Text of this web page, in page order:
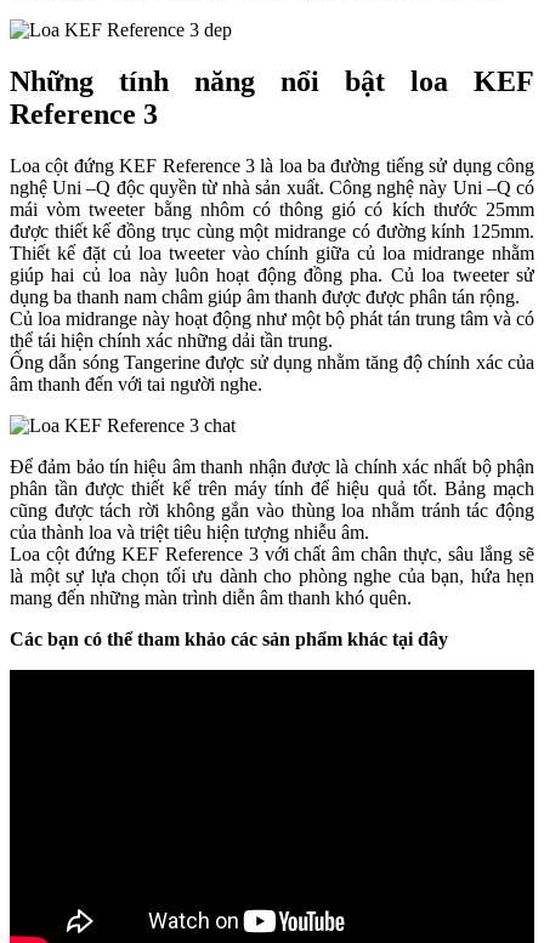
Những tính năng nổi bật loa KEF
Reference 3
Loa cột đứng KEF Reference 3 là loa ba đường tiếng sử dụng công
nghệ Uni –Q độc quyền từ nhà sản xuất. Công nghệ này Uni –Q có
mái vòm tweeter bằng nhôm có thông gió có kích thước 25mm
được thiết kế đồng trục cùng một midrange có đường kính 125mm.
Thiết kế đặt củ loa tweeter vào chính giữa củ loa midrange nhằm
giúp hai củ loa này luôn hoạt động đồng pha. Củ loa tweeter sử
dụng ba thanh nam châm giúp âm thanh được được phân tán rộng.
Củ loa midrange này hoạt động như một bộ phát tán trung tâm và có
thể tái hiện chính xác những dải tần trung.
Ống dẫn sóng Tangerine được sử dụng nhằm tăng độ chính xác của
âm thanh đến với tai người nghe.
Để đảm bảo tín hiệu âm thanh nhận được là chính xác nhất bộ phận
phân tần được thiết kế trên máy tính để hiệu quả tốt. Bảng mạch
cũng được tách rời không gắn vào thùng loa nhằm tránh tác động
của thành loa và triệt tiêu hiện tượng nhiễu âm.
Loa cột đứng KEF Reference 3 với chất âm chân thực, sâu lắng sẽ
là một sự lựa chọn tối ưu dành cho phòng nghe của bạn, hứa hẹn
mang đến những màn trình diễn âm thanh khó quên.
Các bạn có thể tham khảo các sản phẩm khác tại đây